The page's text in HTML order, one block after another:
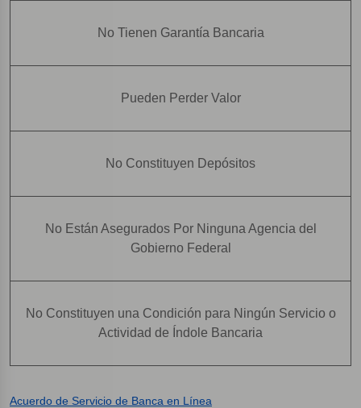
No Tienen Garantía Bancaria
Pueden Perder Valor
No Constituyen Depósitos
No Están Asegurados Por Ninguna Agencia del
Gobierno Federal
No Constituyen una Condición para Ningún Servicio o
Actividad de Índole Bancaria
Acuerdo de Servicio de Banca en Línea